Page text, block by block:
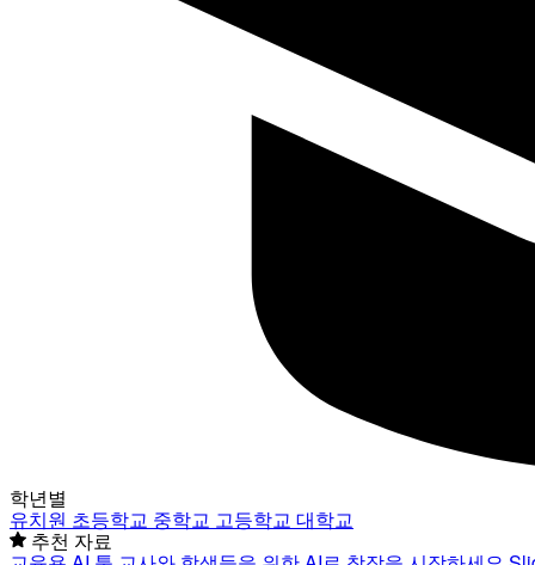
학년별
유치원 초등학교 중학교 고등학교 대학교
추천 자료